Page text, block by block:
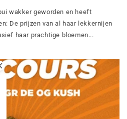
wakker geworden en heeft
De prijzen van al haar lekkernijen
haar prachtige bloemen...